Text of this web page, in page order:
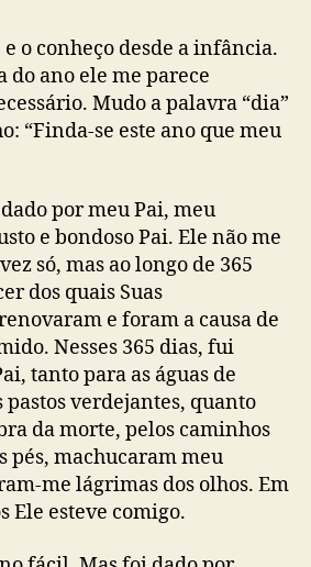
e o conheço desde a infância.
do ano ele me parece
Mudo a palavra “dia”
“Finda-se este ano que meu
por meu Pai, meu
e bondoso Pai. Ele não me
só, mas ao longo de 365
dos quais Suas
e foram a causa de
Nesses 365 dias, fui
tanto para as águas de
pastos verdejantes, quanto
da morte, pelos caminhos
pés, machucaram meu
me lágrimas dos olhos. Em
Ele esteve comigo.